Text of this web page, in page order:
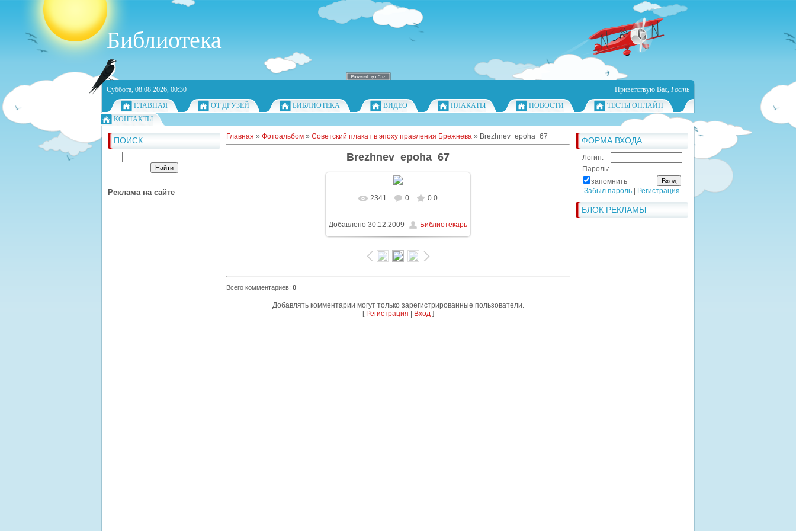
Библиотека
Суббота, 08.08.2026, 00:30 Приветствую Вас, Гость
ГЛАВНАЯ
ОТ ДРУЗЕЙ БИБЛИОТЕКА ВИДЕО ПЛАКАТЫ НОВОСТИ
ТЕСТЫ ОНЛАЙН
КОНТАКТЫ
ПОИСК
Реклама на сайте
ФОРМА ВХОДА
Логин:
Пароль:
запомнить
Забыл пароль
Регистрация
БЛОК РЕКЛАМЫ
Главная » Фотоальбом » Советский плакат в эпоху правления Брежнева » Brezhnev_epoha_67
Brezhnev_epoha_67
2341 0 0.0
Добавлено 30.12.2009 Библиотекарь
Всего комментариев: 0
Добавлять комментарии могут только зарегистрированные пользователи.
[ Регистрация Вход]